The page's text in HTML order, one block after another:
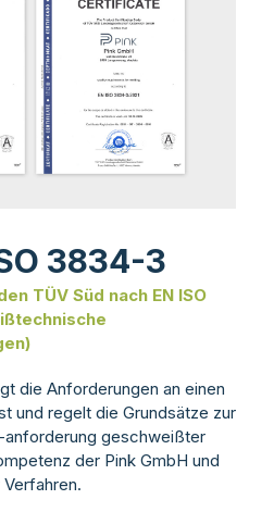
3834-3
TÜV Süd nach EN ISO
die Anforderungen an einen
und regelt die Grundsätze zur
anforderung geschweißter
der Pink GmbH und